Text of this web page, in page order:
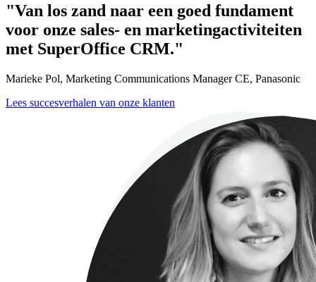
"Van los zand naar een goed fundament
voor onze sales- en marketingactiviteiten
met SuperOffice CRM."
Marieke Pol, Marketing Communications Manager CE, Panasonic
Lees succesverhalen van onze klanten